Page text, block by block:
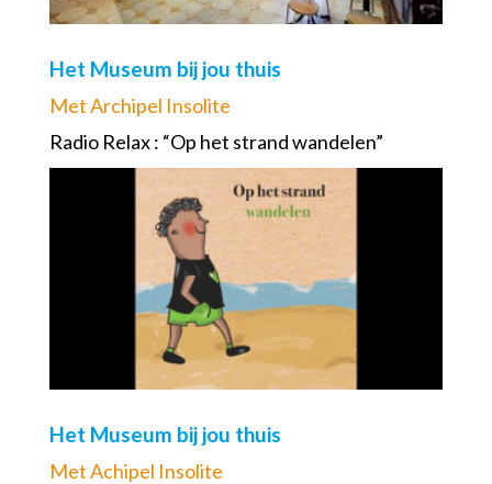
Het Museum bij jou thuis
Met Archipel Insolite
Radio Relax : “Op het strand wandelen”
Het Museum bij jou thuis
Met Achipel Insolite